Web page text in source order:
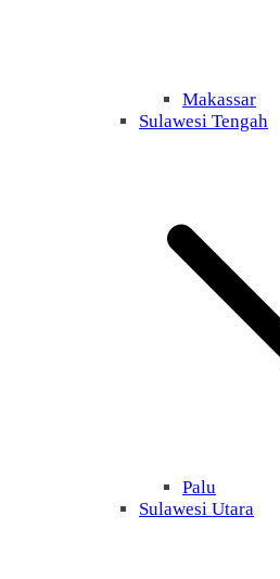
Makassar
Sulawesi Tengah
Palu
Sulawesi Utara